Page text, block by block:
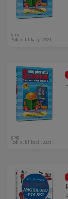
greg
Rok publikacji: 2021
greg
Rok publikacji: 2021